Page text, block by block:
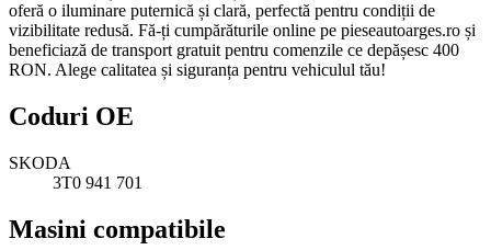
oferă o iluminare puternică și clară, perfectă pentru condiții de
vizibilitate redusă. Fă-ți cumpărăturile online pe pieseautoarges.ro și
beneficiază de transport gratuit pentru comenzile ce depășesc 400
RON. Alege calitatea și siguranța pentru vehiculul tău!
Coduri OE
SKODA
3T0 941 701
Masini compatibile